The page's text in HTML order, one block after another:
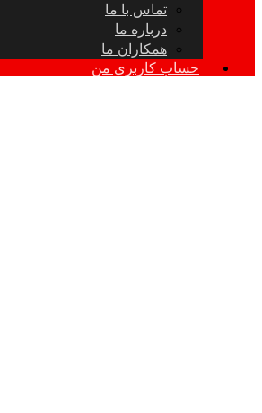
تماس با ما
درباره ما
همکاران ما
حساب کاربری من